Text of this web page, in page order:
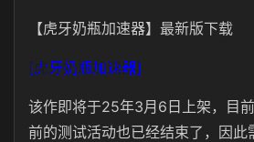
【虎牙奶瓶加速器】最新版下载
[虎牙奶瓶加速器]
该作即将于25年3月6日上架，目
前的测试活动也已经结束了，因此